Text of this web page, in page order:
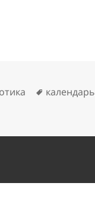
Метки
календарь